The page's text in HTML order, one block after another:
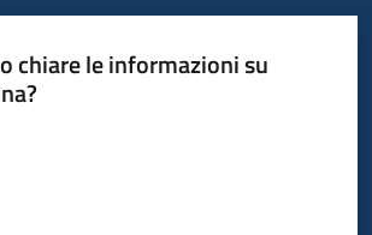
chiare le informazioni su